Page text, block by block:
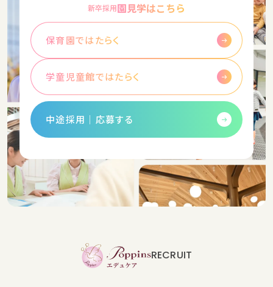
新卒採用園見学はこちら
保育園ではたらく
学童児童館ではたらく
中途採用│応募する
RECRUIT